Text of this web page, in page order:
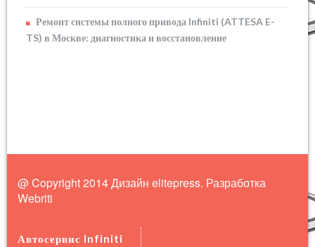
Ремонт системы полного привода Infiniti (ATTESA E-
TS) в Москве: диагностика и восстановление
@ Copyright 2014 Дизайн elitepress. Разработка
Webriti
Автосервис Infiniti